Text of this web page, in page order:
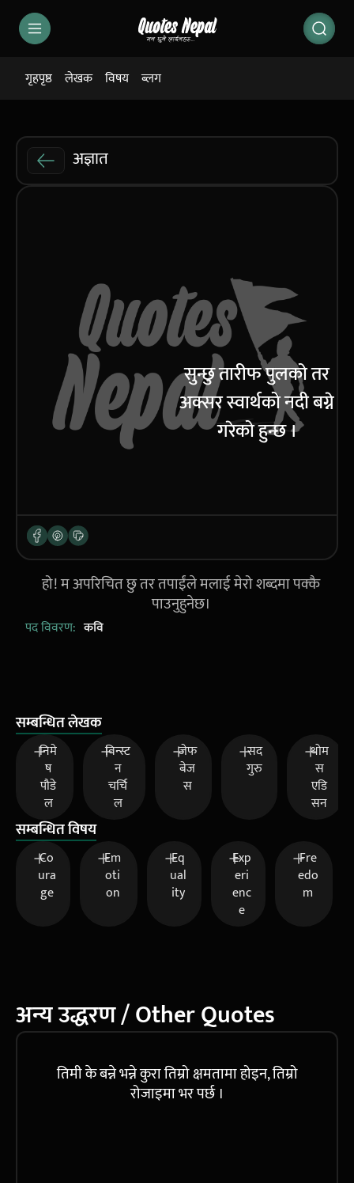
गृहपृष्ठ लेखक विषय ब्लग
अज्ञात
सुन्छु तारीफ पुलको तर
अक्सर स्वार्थको नदी बग्ने
गरेको हुन्छ ।
हो! म अपरिचित छु तर तपाईंले मलाई मेरो शब्दमा पक्कै
पाउनुहुनेछ।
पद विवरण: कवि
सम्बन्धित लेखक
निमे
ष
पौडे
ल
विन्स्ट
न
चर्चि
ल
जेफ
बेज
स
सद
गुरु
थोम
स
एडि
सन
सम्बन्धित विषय
Co
ura
ge
Em
oti
on
Eq
ual
ity
Exp
eri
enc
e
Fre
edo
m
अन्य उद्धरण / Other Quotes
तिमी के बन्ने भन्ने कुरा तिम्रो क्षमतामा होइन, तिम्रो
रोजाइमा भर पर्छ ।